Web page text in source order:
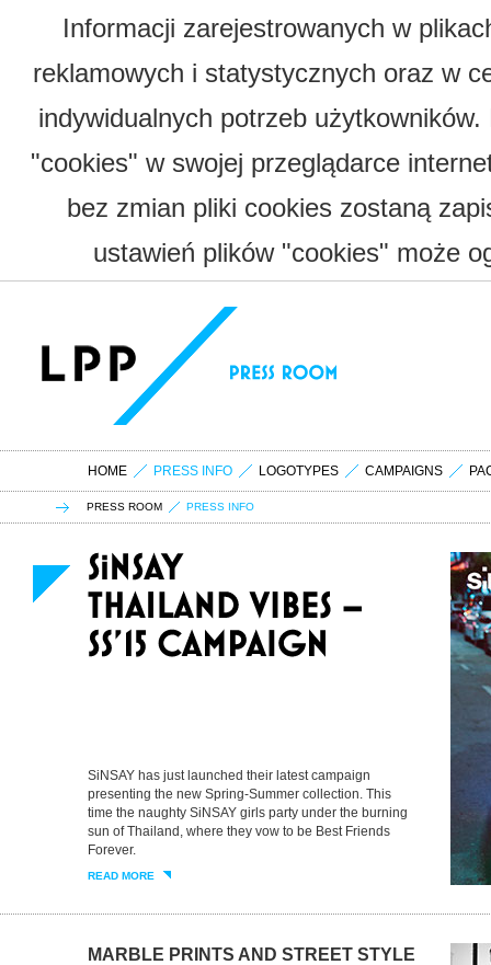
Informacji zarejestrowanych w
reklamowych i statystycznych oraz w
indywidualnych potrzeb
"cookies" w swojej przeglądarce
bez zmian pliki cookies zostaną
ustawień plików "cookies" może
HOME PRESS INFO LOGOTYPES CAMPAIGNS
PRESS ROOM PRESS INFO
SiNSAY has just launched their latest campaign
presenting the new Spring-Summer collection. This
time the naughty SiNSAY girls party under the burning
sun of Thailand, where they vow to be Best Friends
Forever.
READ MORE
MARBLE PRINTS AND STREET STYLE